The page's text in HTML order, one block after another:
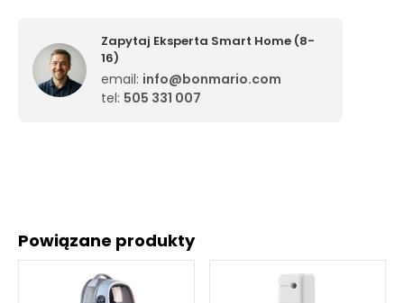
Powiązane produkty
Zapytaj Eksperta Smart Home (8-
16)
email: info@bonmario.com
tel: 505 331 007